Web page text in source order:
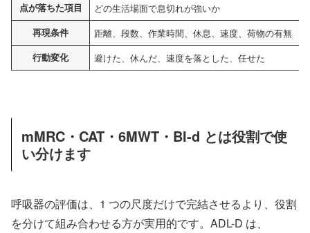
点が落ちた項目 どの生活場面で息切れが強いか
再現条件 距離、段数、作業時間、休息、速度、荷物の有無
行動変化 避けた、休んだ、速度を落とした、任せた
mMRC・CAT・6MWT・BI-d とは役割で使
い分けます
呼吸器の評価は、1 つの尺度だけで完結させるより、役割
を分けて組み合わせる方が実用的です。ADL-D は、